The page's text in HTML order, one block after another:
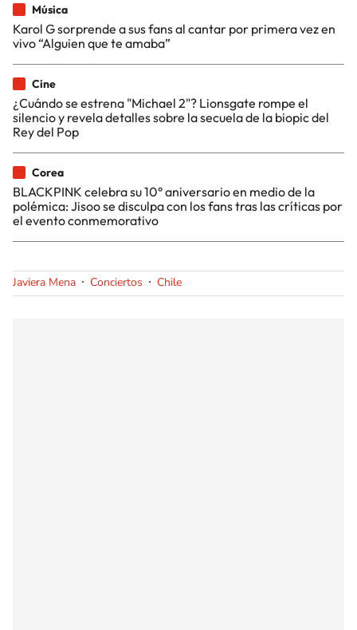
Música
Karol G sorprende a sus fans al cantar por primera vez en
vivo “Alguien que te amaba”
Cine
¿Cuándo se estrena "Michael 2"? Lionsgate rompe el
silencio y revela detalles sobre la secuela de la biopic del
Rey del Pop
Corea
BLACKPINK celebra su 10° aniversario en medio de la
polémica: Jisoo se disculpa con los fans tras las críticas por
el evento conmemorativo
Javiera Mena Conciertos Chile